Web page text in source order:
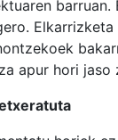
apur hori